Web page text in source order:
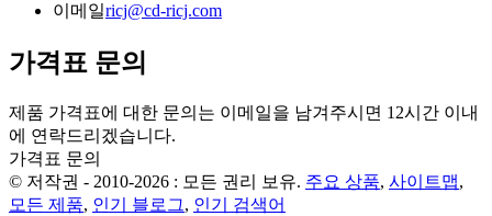
이메일ricj@cd-ricj.com
가격표 문의
제품 가격표에 대한 문의는 이메일을 남겨주시면 12시간 이내
에 연락드리겠습니다.
가격표 문의
© 저작권 - 2010-2026 : 모든 권리 보유. 주요 상품, 사이트맵,
모든 제품, 인기 블로그, 인기 검색어